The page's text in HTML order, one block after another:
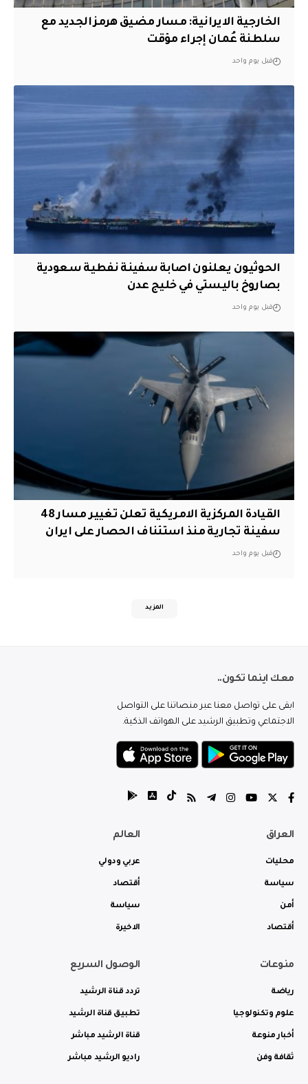
الخارجية الايرانية: مسار مضيق هرمز الجديد مع
سلطنة عُمان إجراء مؤقت
قبل يوم واحد
الحوثيون يعلنون اصابة سفينة نفطية سعودية
بصاروخ باليستي في خليج عدن
قبل يوم واحد
القيادة المركزية الامريكية تعلن تغيير مسار 48
سفينة تجارية منذ استئناف الحصار على ايران
قبل يوم واحد
المزيد
معك اينما تكون..
ابقى على تواصل معنا عبر منصاتنا على التواصل
الاجتماعي وتطبيق الرشيد على الهواتف الذكية.
العراق
محليات
سياسة
أمن
أقتصاد
العالم
عربي ودولي
أقتصاد
سياسة
الاخيرة
منوعات
رياضة
علوم وتكنولوجيا
أخبار منوعة
ثقافة وفن
الوصول السريع
تردد قناة الرشيد
تطبيق قناة الرشيد
قناة الرشيد مباشر
راديو الرشيد مباشر